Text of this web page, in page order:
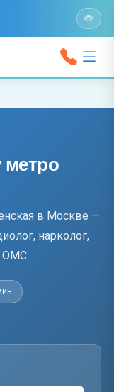
метро
в Москве —
нарколог,
ОМС.